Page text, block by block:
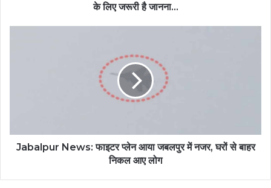
के लिए जरूरी है जानना…
Jabalpur News: फाइटर प्लेन आया जबलपुर में नजर, घरों से बाहर
निकल आए लोग